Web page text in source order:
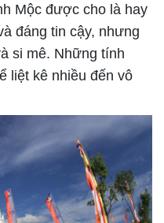
Mộc được cho là hay
đáng tin cậy, nhưng
si mê. Những tính
liệt kê nhiều đến vô